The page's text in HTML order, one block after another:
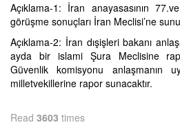
Açıklama-1: İran anayasasının
görüşme sonuçları İran Meclisi’ne
Açıklama-2: İran dışişleri bakanı
ayda bir islami Şura Meclisine
Güvenlik komisyonu anlaşmanın
milletvekillerine rapor sunacaktır.
Read 3603 times